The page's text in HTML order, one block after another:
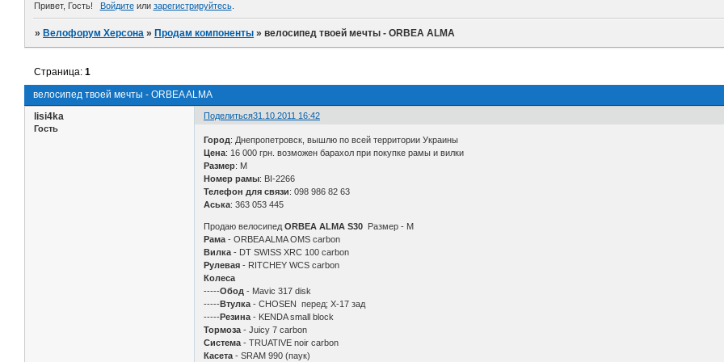
Привет, Гость! Войдитеили зарегистрируйтесь.
» Велофорум Херсона » Продам компоненты »велосипед твоей мечты - ORBEA ALMA
велосипед твоей мечты - ORBEA ALMA
Страница:1
Поделиться31.10.2011 16:42
lisi4ka
Гость
Город: Днепропетровск, вышлю по всей территории Украины
Цена: 16 000 грн. возможен барахол при покупке рамы и вилки
Размер: M
Номер рамы: BI-2266
Телефон для связи: 098 986 82 63
Аська: 363 053 445
Продаю велосипедORBEA ALMA S30 Размер - М
Рама - ORBEA ALMA OMS carbon
Вилка - DT SWISS XRC 100 carbon
Рулевая - RITCHEY WCS carbon
Колеса
-----Обод - Mavic 317 disk
-----Втулка - CHOSEN перед; Х-17 зад
-----Резина - KENDA small block
Тормоза - Juicy 7 carbon
Система - TRUATIVE noir carbon
Касета- SRAM 990 (паук)